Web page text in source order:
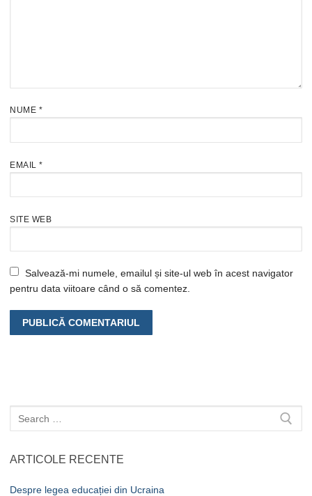
NUME *
EMAIL *
SITE WEB
Salvează-mi numele, emailul și site-ul web în acest navigator
pentru data viitoare când o să comentez.
Caută
după:
ARTICOLE RECENTE
Despre legea educației din Ucraina